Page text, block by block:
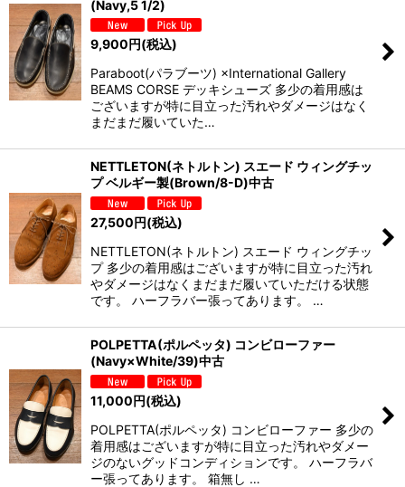
(Navy,5 1/2)
9,900円(税込)
Paraboot(パラブーツ) ×International Gallery
BEAMS CORSE デッキシューズ 多少の着用感は
ございますが特に目立った汚れやダメージはなく
まだまだ履いていた…
NETTLETON(ネトルトン) スエード ウィングチッ
プ ベルギー製(Brown/8-D)中古
27,500円(税込)
NETTLETON(ネトルトン) スエード ウィングチッ
プ 多少の着用感はございますが特に目立った汚れ
やダメージはなくまだまだ履いていただける状態
です。 ハーフラバー張ってあります。 …
POLPETTA(ポルペッタ) コンビローファー
(Navy×White/39)中古
11,000円(税込)
POLPETTA(ポルペッタ) コンビローファー 多少の
着用感はございますが特に目立った汚れやダメー
ジのないグッドコンディションです。 ハーフラバ
ー張ってあります。 箱無し …